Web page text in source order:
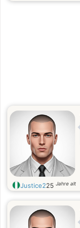
Justice225 Jahre alt